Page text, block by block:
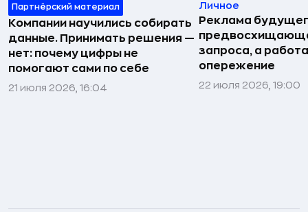
Партнёрский материал
Компании научились собирать
данные. Принимать решения —
нет: почему цифры не
помогают сами по себе
21 июля 2026, 16:04
Личное
Реклама
запроса, а
опережение
22 июля 2026, 19:00